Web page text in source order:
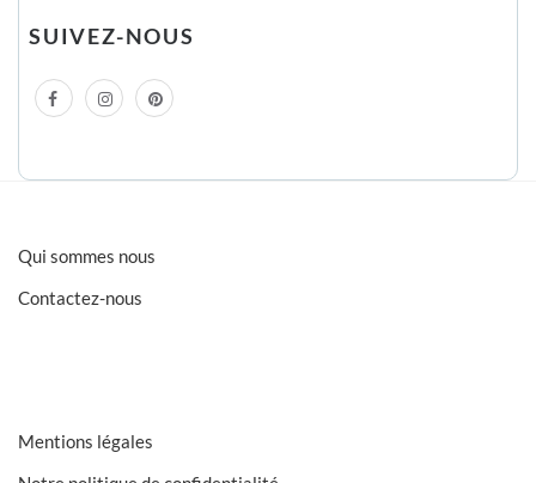
SUIVEZ-NOUS
Qui sommes nous
Contactez-nous
Mentions légales